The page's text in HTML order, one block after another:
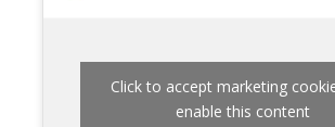
Click to accept marketing
enable this content